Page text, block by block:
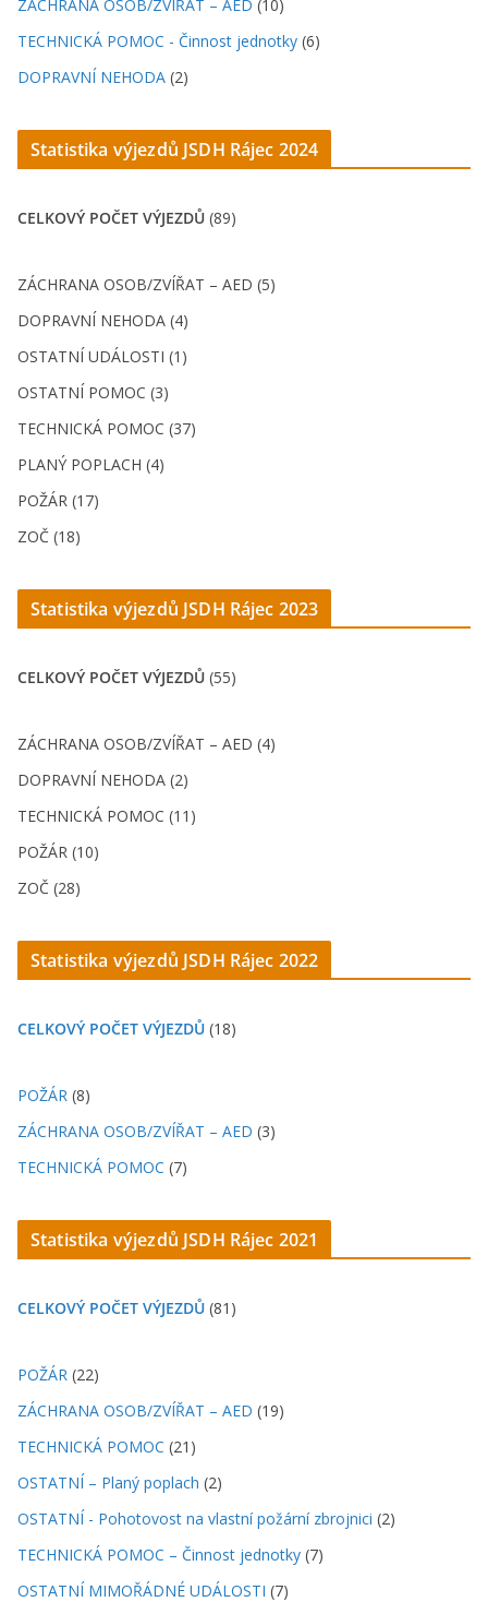
ZÁCHRANA OSOB/ZVÍŘAT – AED (10)
TECHNICKÁ POMOC - Činnost jednotky (6)
DOPRAVNÍ NEHODA (2)
Statistika výjezdů JSDH Rájec 2024
CELKOVÝ POČET VÝJEZDŮ (89)
ZÁCHRANA OSOB/ZVÍŘAT – AED (5)
DOPRAVNÍ NEHODA (4)
OSTATNÍ UDÁLOSTI (1)
OSTATNÍ POMOC (3)
TECHNICKÁ POMOC (37)
PLANÝ POPLACH (4)
POŽÁR (17)
ZOČ (18)
Statistika výjezdů JSDH Rájec 2023
CELKOVÝ POČET VÝJEZDŮ (55)
ZÁCHRANA OSOB/ZVÍŘAT – AED (4)
DOPRAVNÍ NEHODA (2)
TECHNICKÁ POMOC (11)
POŽÁR (10)
ZOČ (28)
Statistika výjezdů JSDH Rájec 2022
CELKOVÝ POČET VÝJEZDŮ (18)
POŽÁR (8)
ZÁCHRANA OSOB/ZVÍŘAT – AED (3)
TECHNICKÁ POMOC (7)
Statistika výjezdů JSDH Rájec 2021
CELKOVÝ POČET VÝJEZDŮ (81)
POŽÁR (22)
ZÁCHRANA OSOB/ZVÍŘAT – AED (19)
TECHNICKÁ POMOC (21)
OSTATNÍ – Planý poplach (2)
OSTATNÍ - Pohotovost na vlastní požární zbrojnici (2)
TECHNICKÁ POMOC – Činnost jednotky (7)
OSTATNÍ MIMOŘÁDNÉ UDÁLOSTI (7)